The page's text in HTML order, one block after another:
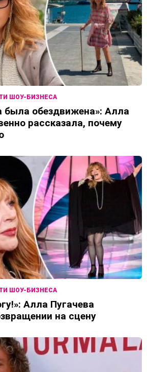
ШОУ-БИЗНЕСА
была обездвижена»: Алла
рассказала, почему
ШОУ-БИЗНЕСА
Алла Пугачева
на сцену